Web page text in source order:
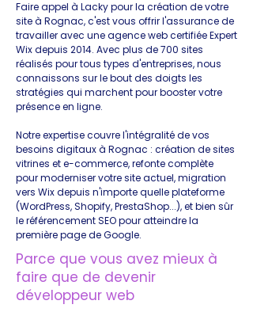
Faire appel à Lacky pour la création de votre
site à Rognac, c'est vous offrir l'assurance de
travailler avec une agence web certifiée Expert
Wix depuis 2014. Avec plus de 700 sites
réalisés pour tous types d'entreprises, nous
connaissons sur le bout des doigts les
stratégies qui marchent pour booster votre
présence en ligne.
Notre expertise couvre l'intégralité de vos
besoins digitaux à Rognac : création de sites
vitrines et e-commerce, refonte complète
pour moderniser votre site actuel, migration
vers Wix depuis n'importe quelle plateforme
(WordPress, Shopify, PrestaShop...), et bien sûr
le référencement SEO pour atteindre la
première page de Google.
Parce que vous avez mieux à
faire que de devenir
développeur web